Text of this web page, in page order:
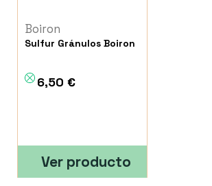
Boiron
Sulfur Gránulos Boiron
6,50 €
Ver producto